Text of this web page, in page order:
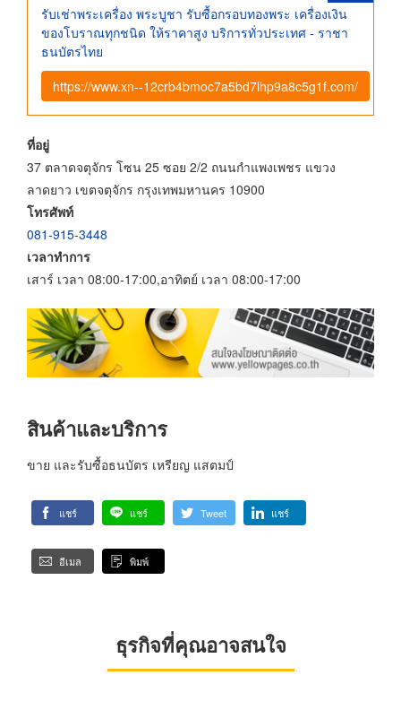
รับเช่าพระเครื่อง พระบูชา รับซื้อกรอบทองพระ เครื่องเงิน
ของโบราณทุกชนิด ให้ราคาสูง บริการทั่วประเทศ - ราชา
ธนบัตรไทย
https://www.xn--12crb4bmoc7a5bd7lhp9a8c5g1f.com/
ที่อยู่
37 ตลาดจตุจักร โซน 25 ซอย 2/2 ถนนกำแพงเพชร แขวง
ลาดยาว เขตจตุจักร กรุงเทพมหานคร 10900
โทรศัพท์
081-915-3448
เวลาทำการ
เสาร์ เวลา 08:00-17:00,อาทิตย์ เวลา 08:00-17:00
สินค้าและบริการ
ขาย และรับซื้อธนบัตร เหรียญ แสตมป์
แชร์ แชร์ Tweet แชร์
อีเมล พิมพ์
ธุรกิจที่คุณอาจสนใจ